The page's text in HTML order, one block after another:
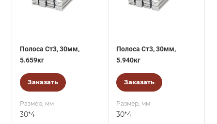
Полоса Ст3, 30мм,
5.659кг
Заказать
Размер, мм
30*4
Полоса Ст3, 30мм,
5.940кг
Заказать
Размер, мм
30*4